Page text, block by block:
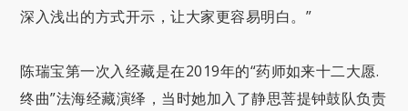
深入浅出的方式开示，让大家更容易明白。”
陈瑞宝第一次入经藏是在2019年的“药师如来十二大愿.
终曲”法海经藏演绎，当时她加入了静思菩提钟鼓队负责